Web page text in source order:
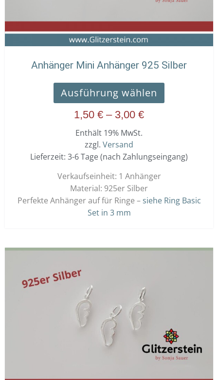
Anhänger Mini Anhänger 925 Silber
Ausführung wählen
gewählt
werden
1,50 € – 3,00 €
Enthält 19% MwSt.
zzgl. Versand
Lieferzeit: 3-6 Tage (nach Zahlungseingang)
Verkaufseinheit: 1 Anhänger
Material: 925er Silber
Perfekte Anhänger auf für Ringe – siehe Ring Basic
Set in 3 mm